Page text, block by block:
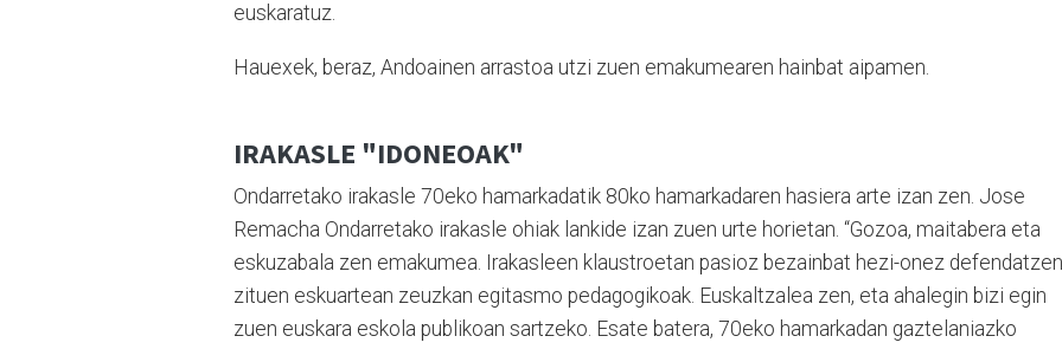
euskaratuz.
Hauexek, beraz, Andoainen arrastoa utzi zuen emakumearen hainbat aipamen.
IRAKASLE "IDONEOAK"
Ondarretako irakasle 70eko hamarkadatik 80ko hamarkadaren hasiera arte izan zen. Jose
Remacha Ondarretako irakasle ohiak lankide izan zuen urte horietan. “Gozoa, maitabera eta
eskuzabala zen emakumea. Irakasleen klaustroetan pasioz bezainbat hezi-onez defendatzen
zituen eskuartean zeuzkan egitasmo pedagogikoak. Euskaltzalea zen, eta ahalegin bizi egin
zuen euskara eskola publikoan sartzeko. Esate batera, 70eko hamarkadan gaztelaniazko